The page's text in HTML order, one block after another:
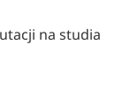
na studia